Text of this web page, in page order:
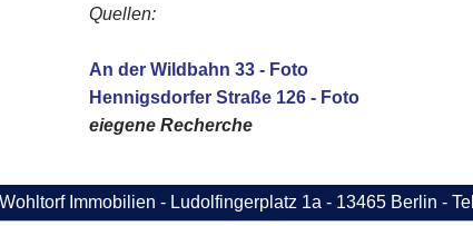
Quellen:
An der Wildbahn 33 - Foto
Hennigsdorfer Straße 126 - Foto
eiegene Recherche
Wohltorf Immobilien - Ludolfingerplatz 1a - 13465 Berlin -